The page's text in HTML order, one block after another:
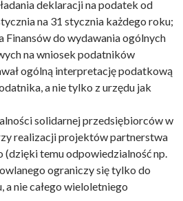
deklaracji na podatek od
na 31 stycznia każdego roku;
do wydawania ogólnych
na wniosek podatników
ogólną interpretację podatkową
a nie tylko z urzędu jak
solidarnej przedsiębiorców w
realizacji projektów partnerstwa
temu odpowiedzialność np.
ograniczy się tylko do
nie całego wieloletniego